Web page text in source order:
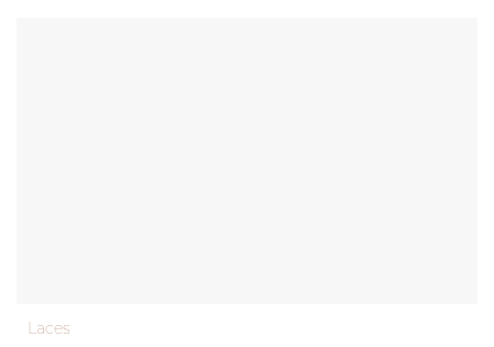
Laces